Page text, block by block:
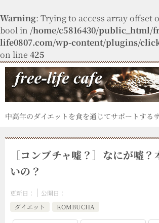
Warning: Trying to access array offset
bool in /home/c5816430/public_html/
life0807.com/wp-content/plugins/
on line 425
中高年のダイエットを食を通じてサポートする
［コンブチャ嘘？］なにが嘘
いの？
更新日：
公開日：
ダイエット
KOMBUCHA